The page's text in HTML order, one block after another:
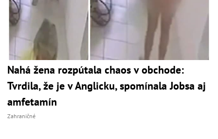
Nahá žena rozpútala chaos v obchode:
Tvrdila, že je v Anglicku, spomínala Jobsa aj
amfetamín
Zahraničné